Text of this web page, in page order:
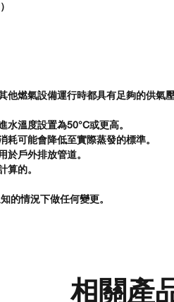
他燃氣設備運行時都具有足夠的供氣
溫度設置為50°C或更高。
可能會降低至實際蒸發的標準。
於戶外排放管道。
算的。
的情況下做任何變更。
相關產